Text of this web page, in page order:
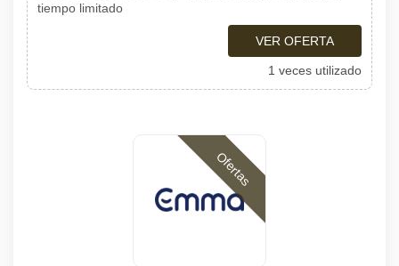
tiempo limitado
VER OFERTA
1 veces utilizado
Ofertas